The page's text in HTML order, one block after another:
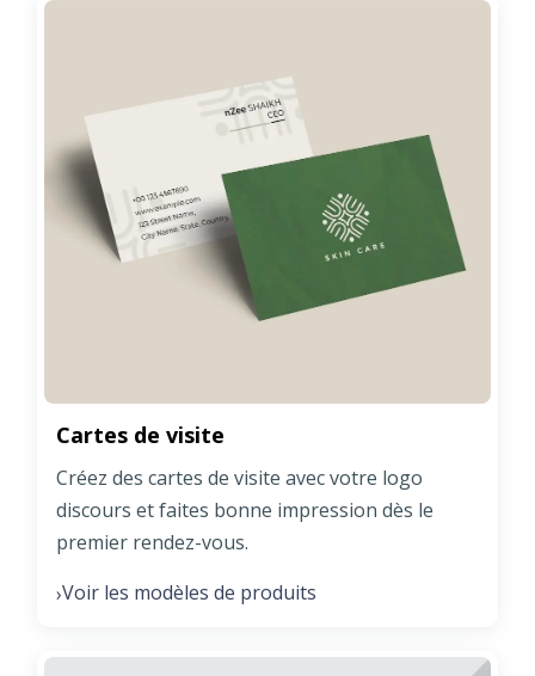
Cartes de visite
Créez des cartes de visite avec votre logo
discours et faites bonne impression dès le
premier rendez-vous.
›Voir les modèles de produits